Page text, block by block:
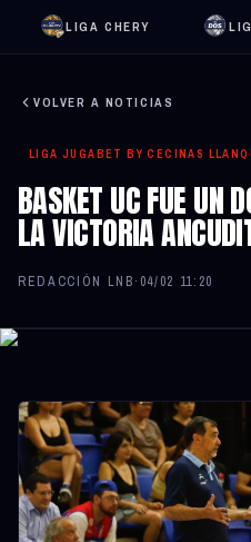
LIGA CHERY
VOLVER A NOTICIAS
LIGA JUGABET BY CECINAS
BASKET UC FUE UN
LA VICTORIA
REDACCIÓN LNB· 04/02 11:20